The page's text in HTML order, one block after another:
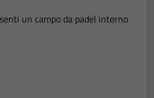
un campo da padel interno